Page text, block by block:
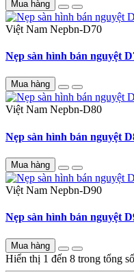
Mua hàng
Việt Nam Nepbn-D70
Nẹp sàn hình bán nguyệt
Mua hàng
Việt Nam Nepbn-D80
Nẹp sàn hình bán nguyệt
Mua hàng
Việt Nam Nepbn-D90
Nẹp sàn hình bán nguyệt
Mua hàng
Hiển thị 1 đến 8 trong tổng